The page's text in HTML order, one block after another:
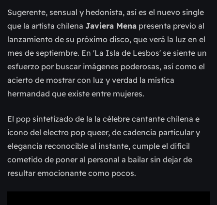
Sugerente, sensual y hedonista, así es el nuevo single
que la artista chilena Javiera Mena presenta previo al
lanzamiento de su próximo disco, que verá la luz en el
mes de septiembre. En 'La Isla de Lesbos' se siente un
esfuerzo por buscar imágenes poderosas, así como el
acierto de mostrar con luz y verdad la mística
hermandad que existe entre mujeres.
El pop sintetizado de la la célebre cantante chilena e
icono del electro pop queer, de cadencia particular y
elegancia reconocible al instante, cumple el difícil
cometido de poner al personal a bailar sin dejar de
resultar emocionante como pocos.